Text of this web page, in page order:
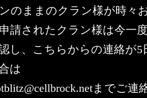
のままのクラン様が時々
請されたクラン様は今一
し、こちらからの連絡が
は
までご連